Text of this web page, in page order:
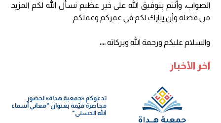
الصواب، وأنتم بتوفيق الله على خير عظيم نسأل الله لكم المزيد
من فضله وأن يبارك لكم في عمركم وعملكم.
والسلام عليكم ورحمة الله وبركاته ،،،،
آخر الأخبار
تدعوكم «جمعية هداة» لحضور
محاضرة قيّمة بعنوان "معاني أسماء
الله الحسنى"